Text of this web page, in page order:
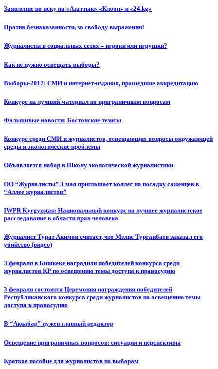
Заявление по иску на «Азаттык» «Клооп» и «24.kg»
Против безнаказанности, за свободу выражения!
Журналисты в социальных сетях – игроки или игрушки?
Как не нужно освещать выборы?
Выборы-2017: СМИ и интернет-издания, прошедшие аккредитацию
Конкурс на лучший материал по приграничным вопросам
Фальшивые новости: Бостонские тезисы
Конкурс среди СМИ и журналистов, освещающих вопросы окружающей
среды и экологические проблемы
Объявляется набор в Школу экологической журналистики
ОО “Журналисты” 3 мая приглашает коллег на посадку саженцев в
“Аллее журналистов”
IWPR Kyrgyzstan: Национальный конкурс на лучшее журналистское
расследование в области прав человека
Журналист Турат Акимов считает, что Мэлис Турганбаев заказал его
убийство (видео)
3 февраля в Бишкеке наградили победителей конкурса среди
журналистов КР по освещению темы доступа к правосудию
3 февраля состоится Церемония награждения победителей
Республиканского конкурса среди журналистов по освещению темы
доступа к правосудию
В “Акчабар” нужен главный редактор
Освещение приграничных вопросов: ситуация и перспективы
Краткое пособие для журналистов по выборам